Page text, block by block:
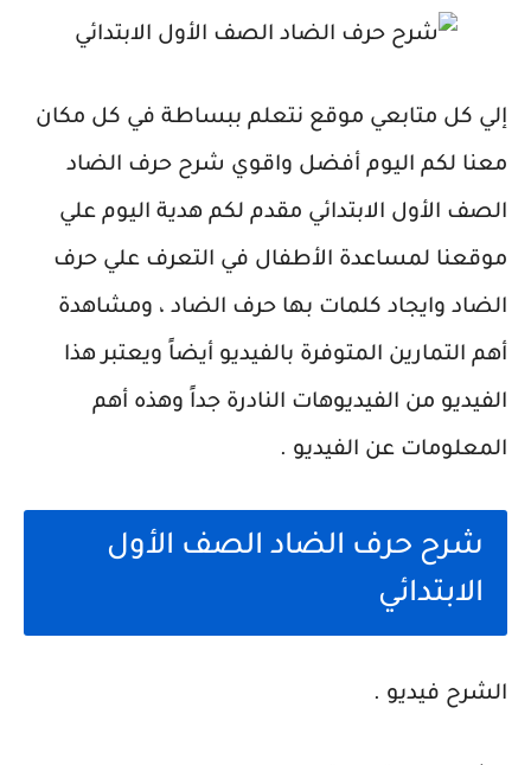
إلي كل متابعي موقع نتعلم ببساطة في كل مكان
معنا لكم اليوم أفضل واقوي شرح حرف الضاد
الصف الأول الابتدائي مقدم لكم هدية اليوم علي
موقعنا لمساعدة الأطفال في التعرف علي حرف
الضاد وايجاد كلمات بها حرف الضاد ، ومشاهدة
أهم التمارين المتوفرة بالفيديو أيضاً ويعتبر هذا
الفيديو من الفيديوهات النادرة جداً وهذه أهم
المعلومات عن الفيديو .
شرح حرف الضاد الصف الأول
الابتدائي
الشرح فيديو .